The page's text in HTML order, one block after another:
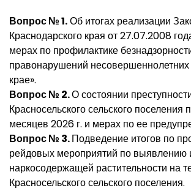
Вопрос № 1.Об итогах реализации
Краснодарского края от 27.07.2008
мерах по профилактике
правонарушений
крае».
Вопрос № 2.О состоянии
Красносельского сельского поселения
месяцев 2026 г. и мерах по ее
Вопрос № 3.Подведение итогов по
рейдовых мероприятий по выявлению
наркосодержащей растительности на
Красносельского сельского поселения.